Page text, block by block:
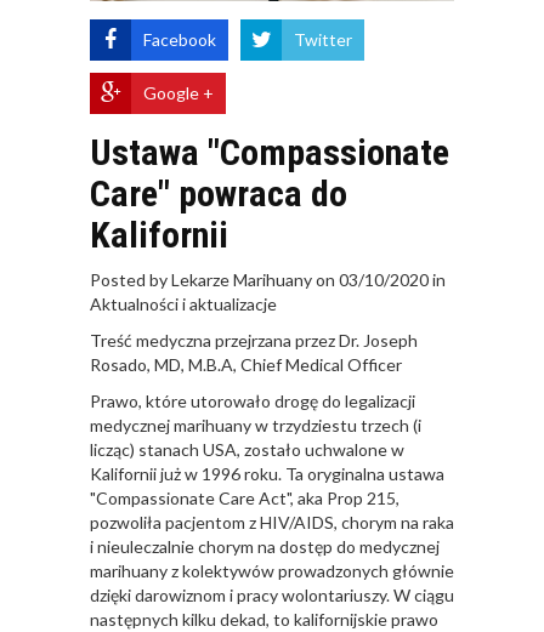
Facebook Twitter
Google +
Ustawa "Compassionate
Care" powraca do
Kalifornii
Posted by Lekarze Marihuany on 03/10/2020 in
Aktualności i aktualizacje
Treść medyczna przejrzana przez Dr. Joseph
Rosado, MD, M.B.A, Chief Medical Officer
Prawo, które utorowało drogę do legalizacji
medycznej marihuany w trzydziestu trzech (i
licząc) stanach USA, zostało uchwalone w
Kalifornii już w 1996 roku. Ta oryginalna ustawa
"Compassionate Care Act", aka Prop 215,
pozwoliła pacjentom z HIV/AIDS, chorym na raka
i nieuleczalnie chorym na dostęp do medycznej
marihuany z kolektywów prowadzonych głównie
dzięki darowiznom i pracy wolontariuszy. W ciągu
następnych kilku dekad, to kalifornijskie prawo